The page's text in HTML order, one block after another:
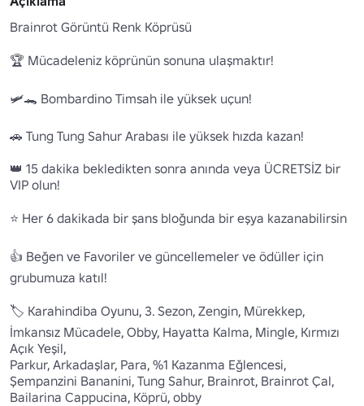
Brainrot Görüntü Renk Köprüsü
🏆 Mücadeleniz köprünün sonuna ulaşmaktır!
🛩️🐊 Bombardino Timsah ile yüksek uçun!
🚗 Tung Tung Sahur Arabası ile yüksek hızda kazan!
👑 15 dakika bekledikten sonra anında veya ÜCRETSİZ bir
VIP olun!
⭐ Her 6 dakikada bir şans bloğunda bir eşya kazanabilirsin
👍 Beğen ve Favoriler ve güncellemeler ve ödüller için
grubumuza katıl!
🏷️ Karahindiba Oyunu, 3. Sezon, Zengin, Mürekkep,
İmkansız Mücadele, Obby, Hayatta Kalma, Mingle, Kırmızı
Açık Yeşil,
Parkur, Arkadaşlar, Para, %1 Kazanma Eğlencesi,
Şempanzini Bananini, Tung Sahur, Brainrot, Brainrot Çal,
Bailarina Cappucina, Köprü, obby